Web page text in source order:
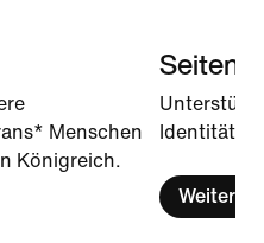
Menschen
Königreich.
Weitere